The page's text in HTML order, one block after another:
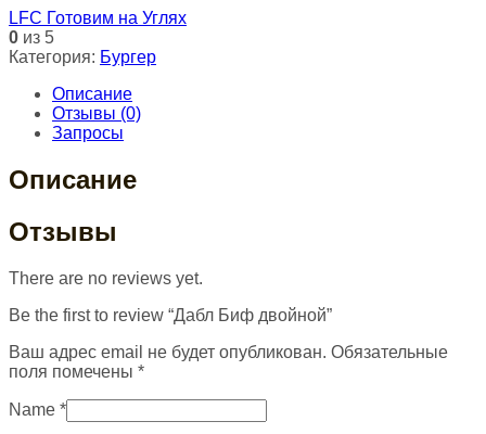
LFC Готовим на Углях
0 из 5
Категория: Бургер
Описание
Отзывы (0)
Запросы
Описание
Отзывы
There are no reviews yet.
Be the first to review “Дабл Биф двойной”
Ваш адрес email не будет опубликован. Обязательные
поля помечены *
Name *